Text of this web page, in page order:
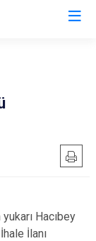
Hacıbey
İlanı